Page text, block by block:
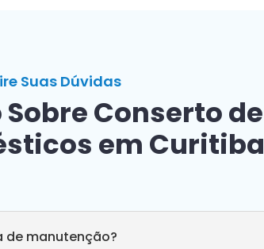
Suas Dúvidas
Sobre Conserto de
em Curitiba
de manutenção?